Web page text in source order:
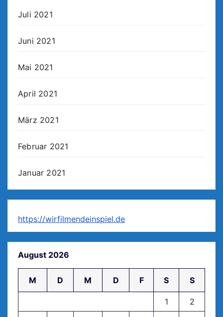
Juli 2021
Juni 2021
Mai 2021
April 2021
März 2021
Februar 2021
Januar 2021
https://wirfilmendeinspiel.de
August 2026
M D M D F S S
1
2